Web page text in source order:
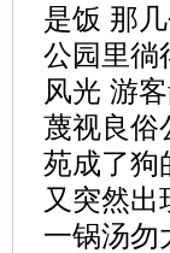
是饭 那
公园里徜
风光 游
蔑视良俗
苑成了狗
又突然出
一锅汤勿